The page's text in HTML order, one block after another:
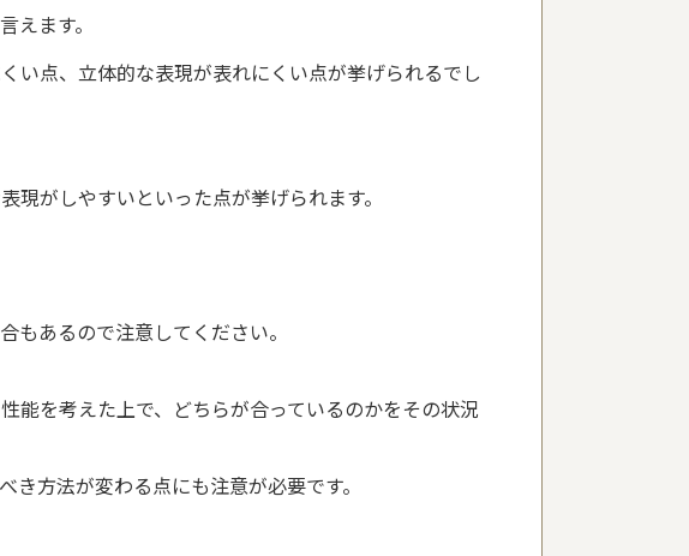
ます。
い点、立体的な表現が表れにくい点が挙げられるでし
がしやすいといった点が挙げられます。
もあるので注意してください。
能を考えた上で、どちらが合っているのかをその状況
方法が変わる点にも注意が必要です。